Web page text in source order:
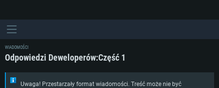
WIADOMOŚCI
Odpowiedzi Deweloperów:Część 1
Uwaga! Przestarzały format wiadomości. Treść może nie być